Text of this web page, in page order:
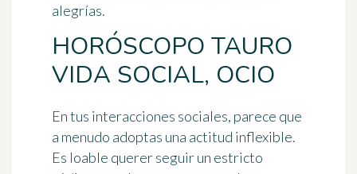
alegrías.
HORÓSCOPO TAURO
VIDA SOCIAL, OCIO
En tus interacciones sociales, parece que
a menudo adoptas una actitud inflexible.
Es loable querer seguir un estricto